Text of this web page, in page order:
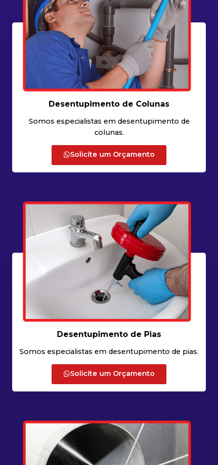
Desentupimento de Colunas
Somos especialistas em desentupimento de
colunas.
Solicite um Orçamento
Desentupimento de Pias
Somos especialistas em desentupimento de pias.
Solicite um Orçamento